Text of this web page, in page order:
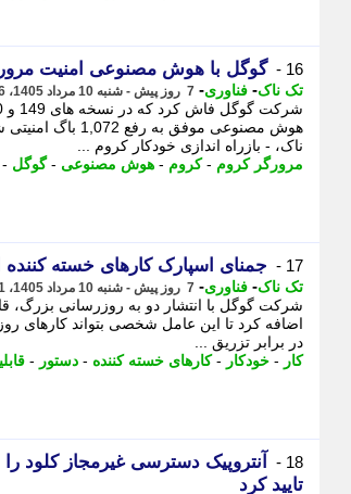
16 - گوگل با هوش مصنوعی امنیت
تک ناک- فناوری- 7 روز پیش - شنبه 10 مرداد 1405، 12:16
هوش مصنوعی
ناک، - بازراه اندازی خودکار کروم ...
مرورگر کروم -کروم - هوش مصنوعی -گوگل -
17 - جمنای اسپارک کارهای خسته کننده
تک ناک- فناوری- 7 روز پیش - شنبه 10 مرداد 1405، 10:01
شرکت گوگل با انتشار دو به روزرسانی بزرگ،
اضافه کرد تا این عامل شخصی بتواند کارهای
در برابر تزریق ...
کار - خودکار -کارهای خسته کننده - دستور -
18 -
آنتروپیک دسترسی غیرمجاز کلود
تایید کرد